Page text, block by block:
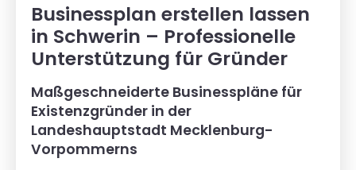
Businessplan erstellen lassen
in Schwerin – Professionelle
Unterstützung für Gründer
Maßgeschneiderte Businesspläne für
Existenzgründer in der
Landeshauptstadt Mecklenburg-
Vorpommerns